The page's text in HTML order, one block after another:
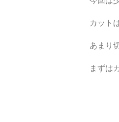
カット
あまり
まずは